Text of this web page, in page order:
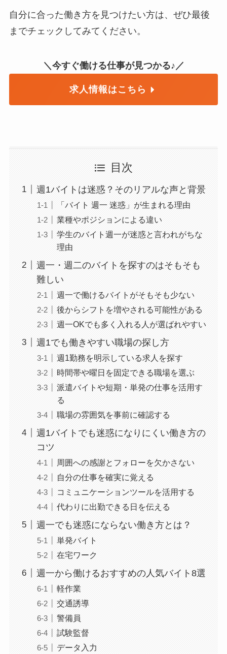
自分に合った働き方を見つけたい方は、ぜひ最後
までチェックしてみてください。
＼今すぐ働ける仕事が見つかる♪／
求人情報はこちら
目次
週1バイトは迷惑？そのリアルな声と背景
「バイト 週一 迷惑」が生まれる理由
業種やポジションによる違い
学生のバイト週一が迷惑と言われがちな
理由
週一・週二のバイトを探すのはそもそも
難しい
週一で働けるバイトがそもそも少ない
後からシフトを増やされる可能性がある
週一OKでも多く入れる人が選ばれやすい
週1でも働きやすい職場の探し方
週1勤務を明示している求人を探す
時間帯や曜日を固定できる職場を選ぶ
派遣バイトや短期・単発の仕事を活用す
る
職場の雰囲気を事前に確認する
週1バイトでも迷惑になりにくい働き方の
コツ
周囲への感謝とフォローを欠かさない
自分の仕事を確実に覚える
コミュニケーションツールを活用する
代わりに出勤できる日を伝える
週一でも迷惑にならない働き方とは？
単発バイト
在宅ワーク
週一から働けるおすすめの人気バイト8選
軽作業
交通誘導
警備員
試験監督
データ入力